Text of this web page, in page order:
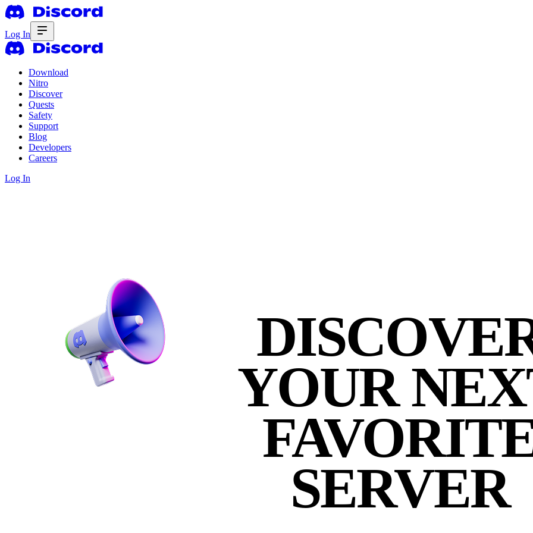
Log In
Download
Nitro
Discover
Quests
Safety
Support
Blog
Developers
Careers
Log In
YOUR
SERVER